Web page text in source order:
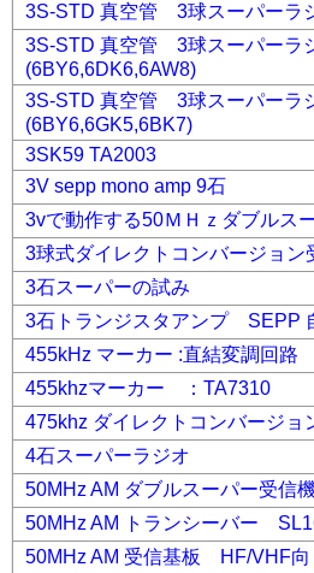
3S-STD 真空管 3球スーパーラ
3S-STD 真空管 3球スーパーラ
(6BY6,6DK6,6AW8)
3S-STD 真空管 3球スーパー
(6BY6,6GK5,6BK7)
3SK59 TA2003
3V sepp mono amp 9石
3vで動作する50ＭＨｚダブルス
3球式ダイレクトコンバージョン
3石スーパーの試み
3石トランジスタアンプ SEPP
455kHz マーカー :直結変調回路
455khzマーカー ：TA7310
475khz ダイレクトコンバージ
4石スーパーラジオ
50MHz AM ダブルスーパー受信
50MHz AM トランシーバー
50MHz AM 受信基板 HF/VHF向